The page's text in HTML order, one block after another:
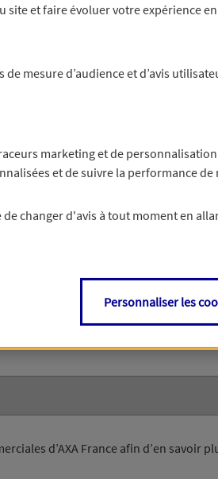
à nos conseillers de vous
d’AXA France afin d’en savoir
et faire évoluer votre expérience
de mesure d’audience et d’avis
marketing et de
et de suivre la performance de
changer d'avis à tout moment en
Personnaliser les